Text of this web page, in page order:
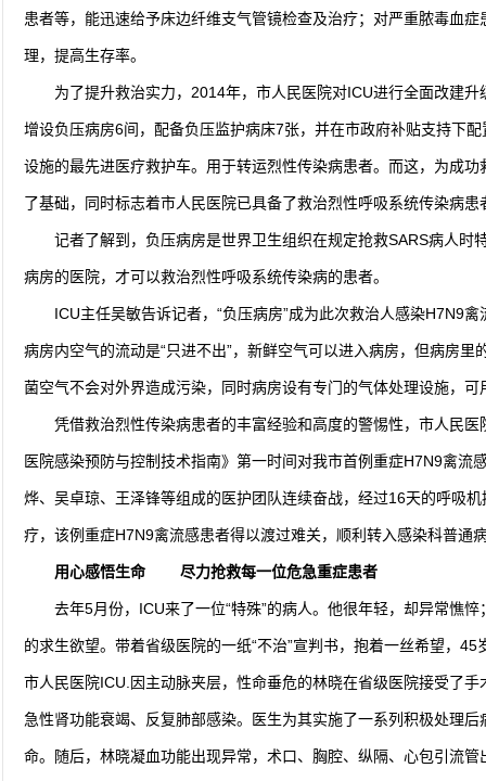
患者等，能迅速给予床边纤维支气管镜检查及治疗；对严重脓毒血
理，提高生存率。
为了提升救治实力，2014年，市人民医院对ICU进行全面改建
增设负压病房6间，配备负压监护病床7张，并在市政府补贴支持下
设施的最先进医疗救护车。用于转运烈性传染病患者。而这，为成
了基础，同时标志着市人民医院已具备了救治烈性呼吸系统传染
记者了解到，负压病房是世界卫生组织在规定抢救SARS病人时
病房的医院，才可以救治烈性呼吸系统传染病的患者。
ICU主任吴敏告诉记者，“负压病房”成为此次救治人感染H7N9
病房内空气的流动是“只进不出”，新鲜空气可以进入病房，但病房
菌空气不会对外界造成污染，同时病房设有专门的气体处理设施
凭借救治烈性传染病患者的丰富经验和高度的警惕性，市人民
医院感染预防与控制技术指南》第一时间对我市首例重症H7N9禽流
烨、吴卓琼、王泽锋等组成的医护团队连续奋战，经过16天的呼吸
疗，该例重症H7N9禽流感患者得以渡过难关，顺利转入感染科
用心感悟生命 尽力抢救每一位危急重症患者
去年5月份，ICU来了一位“特殊”的病人。他很年轻，却异常憔
的求生欲望。带着省级医院的一纸“不治”宣判书，抱着一丝希望，
市人民医院ICU.因主动脉夹层，性命垂危的林晓在省级医院接受了
急性肾功能衰竭、反复肺部感染。医生为其实施了一系列积极处理
命。随后，林晓凝血功能出现异常，术口、胸腔、纵隔、心包引流